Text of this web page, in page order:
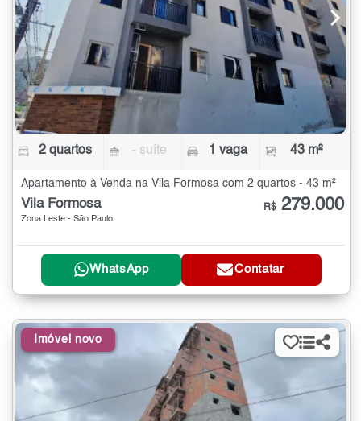
2 quartos - suíte 1 vaga 43 m²
Apartamento à Venda na Vila Formosa com 2 quartos - 43 m²
Vila Formosa
Zona Leste - São Paulo
R$ 279.000
WhatsApp Contatar
Imóvel novo